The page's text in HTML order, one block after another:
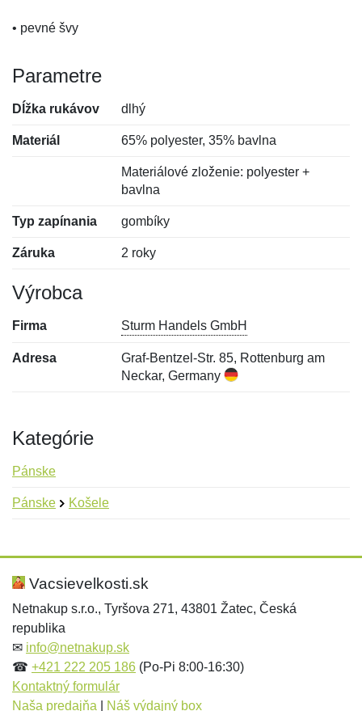
• pevné švy
Parametre
Dĺžka rukávov dlhý
Materiál 65% polyester, 35% bavlna
Materiálové zloženie: polyester +
bavlna
Typ zapínania gombíky
Záruka 2 roky
Výrobca
Firma Sturm Handels GmbH
Adresa
Graf-Bentzel-Str. 85, Rottenburg am
Neckar, Germany
Kategórie
Pánske
Pánske Košele
Hodnotenie:
Meno:*
Meno:
E-mail:*
Vacsievelkosti.sk
Netnakup s.r.o., Tyršova 271, 43801 Žatec, Česká
republika
✉ info@netnakup.sk
☎ +421 222 205 186 (Po-Pi 8:00-16:30)
Kontaktný formulár
Naša predajňa
Náš výdajný box